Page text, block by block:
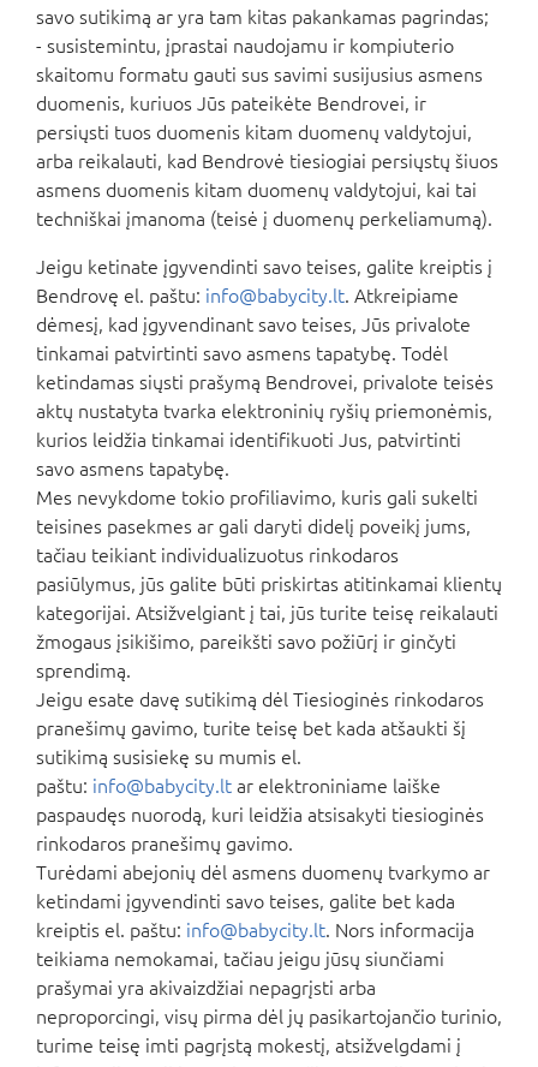
savo sutikimą ar yra tam kitas pakankamas pagrindas;
- susistemintu, įprastai naudojamu ir kompiuterio
skaitomu formatu gauti sus savimi susijusius asmens
duomenis, kuriuos Jūs pateikėte Bendrovei, ir
persiųsti tuos duomenis kitam duomenų valdytojui,
arba reikalauti, kad Bendrovė tiesiogiai persiųstų šiuos
asmens duomenis kitam duomenų valdytojui, kai tai
techniškai įmanoma (teisė į duomenų perkeliamumą).
Jeigu ketinate įgyvendinti savo teises, galite kreiptis į
Bendrovę el. paštu: info@babycity.lt. Atkreipiame
dėmesį, kad įgyvendinant savo teises, Jūs privalote
tinkamai patvirtinti savo asmens tapatybę. Todėl
ketindamas siųsti prašymą Bendrovei, privalote teisės
aktų nustatyta tvarka elektroninių ryšių priemonėmis,
kurios leidžia tinkamai identifikuoti Jus, patvirtinti
savo asmens tapatybę.
Mes nevykdome tokio profiliavimo, kuris gali sukelti
teisines pasekmes ar gali daryti didelį poveikį jums,
tačiau teikiant individualizuotus rinkodaros
pasiūlymus, jūs galite būti priskirtas atitinkamai klientų
kategorijai. Atsižvelgiant į tai, jūs turite teisę reikalauti
žmogaus įsikišimo, pareikšti savo požiūrį ir ginčyti
sprendimą.
Jeigu esate davę sutikimą dėl Tiesioginės rinkodaros
pranešimų gavimo, turite teisę bet kada atšaukti šį
sutikimą susisiekę su mumis el.
paštu: info@babycity.lt ar elektroniniame laiške
paspaudęs nuorodą, kuri leidžia atsisakyti tiesioginės
rinkodaros pranešimų gavimo.
Turėdami abejonių dėl asmens duomenų tvarkymo ar
ketindami įgyvendinti savo teises, galite bet kada
kreiptis el. paštu: info@babycity.lt. Nors informacija
teikiama nemokamai, tačiau jeigu jūsų siunčiami
prašymai yra akivaizdžiai nepagrįsti arba
neproporcingi, visų pirma dėl jų pasikartojančio turinio,
turime teisę imti pagrįstą mokestį, atsižvelgdami į